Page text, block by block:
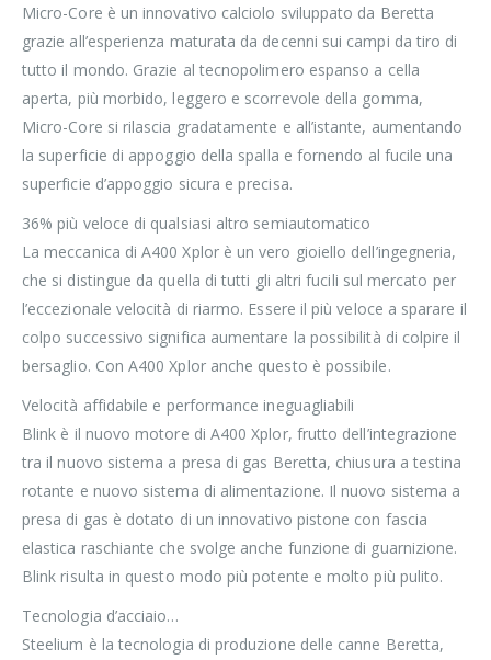
Micro-Core è un innovativo calciolo sviluppato da Beretta
grazie all’esperienza maturata da decenni sui campi da tiro di
tutto il mondo. Grazie al tecnopolimero espanso a cella
aperta, più morbido, leggero e scorrevole della gomma,
Micro-Core si rilascia gradatamente e all’istante, aumentando
la superficie di appoggio della spalla e fornendo al fucile una
superficie d’appoggio sicura e precisa.
36% più veloce di qualsiasi altro semiautomatico
La meccanica di A400 Xplor è un vero gioiello dell’ingegneria,
che si distingue da quella di tutti gli altri fucili sul mercato per
l’eccezionale velocità di riarmo. Essere il più veloce a sparare il
colpo successivo significa aumentare la possibilità di colpire il
bersaglio. Con A400 Xplor anche questo è possibile.
Velocità affidabile e performance ineguagliabili
Blink è il nuovo motore di A400 Xplor, frutto dell’integrazione
tra il nuovo sistema a presa di gas Beretta, chiusura a testina
rotante e nuovo sistema di alimentazione. Il nuovo sistema a
presa di gas è dotato di un innovativo pistone con fascia
elastica raschiante che svolge anche funzione di guarnizione.
Blink risulta in questo modo più potente e molto più pulito.
Tecnologia d’acciaio…
Steelium è la tecnologia di produzione delle canne Beretta,